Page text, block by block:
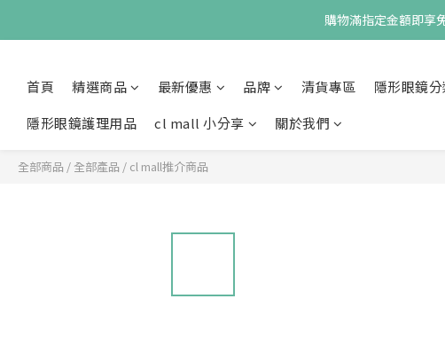
購物滿指定金額即享
首頁 精選商品 最新優惠 品牌 清貨專區
隱形眼鏡分
隱形眼鏡護理用品
cl mall 小分享 關於我們
全部商品 / 全部產品 / cl mall推介商品